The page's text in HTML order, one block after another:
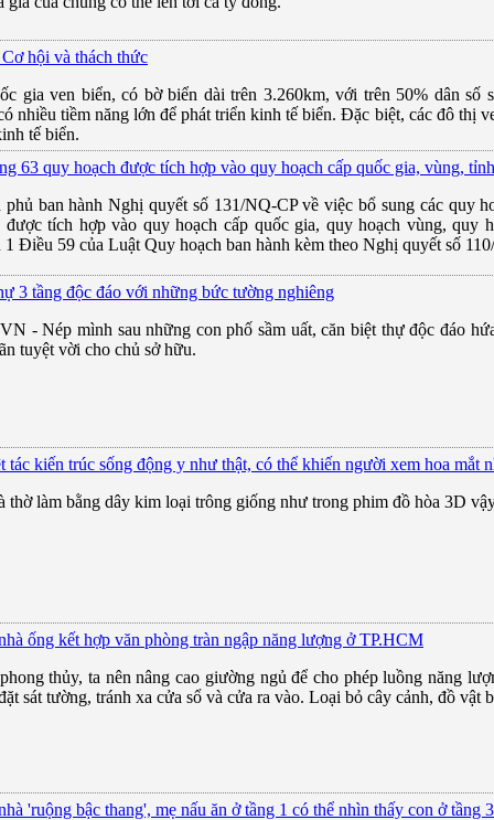
hội và thách thức
gia ven biển, có bờ biển dài trên 3.260km, với trên 50% dân số
nhiều tiềm năng lớn để phát triển kinh tế biển. Đặc biệt, các đô thị
tế biển.
63 quy hoạch được tích hợp vào quy hoạch cấp quốc gia, vùng, tỉnh
phủ ban hành Nghị quyết số 131/NQ-CP về việc bổ sung các quy
được tích hợp vào quy hoạch cấp quốc gia, quy hoạch vùng, quy
1 Điều 59 của Luật Quy hoạch ban hành kèm theo Nghị quyết số
3 tầng độc đáo với những bức tường nghiêng
- Nép mình sau những con phố sầm uất, căn biệt thự độc đáo
tuyệt vời cho chủ sở hữu.
tác kiến trúc sống động y như thật, có thể khiến người xem hoa mắt
thờ làm bằng dây kim loại trông giống như trong phim đồ hòa 3D
ống kết hợp văn phòng tràn ngập năng lượng ở TP.HCM
thủy, ta nên nâng cao giường ngủ để cho phép luồng năng
sát tường, tránh xa cửa sổ và cửa ra vào. Loại bỏ cây cảnh, đồ vật
'ruộng bậc thang', mẹ nấu ăn ở tầng 1 có thể nhìn thấy con ở tầng 3